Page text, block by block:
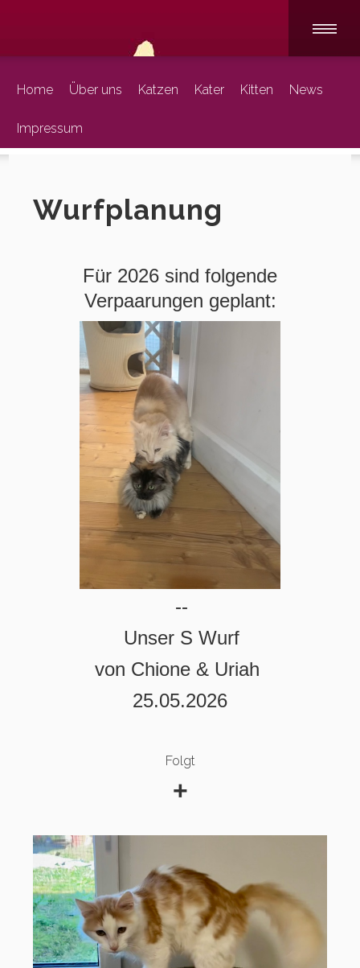
Home Über uns Katzen Kater Kitten News
Impressum
Wurfplanung
Für 2026 sind folgende
Verpaarungen geplant:
--
Unser S Wurf
von Chione & Uriah
25.05.2026
Folgt
+